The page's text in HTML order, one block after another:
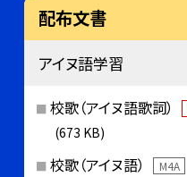
配布文書
アイヌ語学習
校歌（アイヌ語歌詞）
(673 KB)
校歌（アイヌ語） M4A